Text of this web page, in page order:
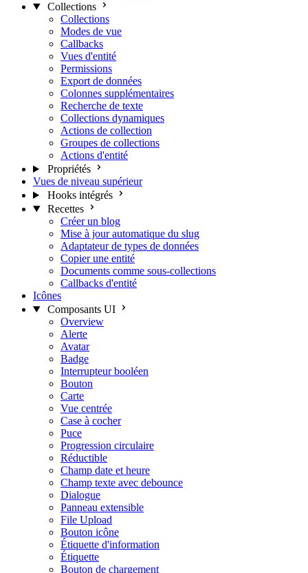
Collections
Collections
Modes de vue
Callbacks
Vues d'entité
Permissions
Export de données
Colonnes supplémentaires
Recherche de texte
Collections dynamiques
Actions de collection
Groupes de collections
Actions d'entité
Propriétés
Vues de niveau supérieur
Hooks intégrés
Recettes
Créer un blog
Mise à jour automatique du slug
Adaptateur de types de données
Copier une entité
Documents comme sous-collections
Callbacks d'entité
Icônes
Composants UI
Overview
Alerte
Avatar
Badge
Interrupteur booléen
Bouton
Carte
Vue centrée
Case à cocher
Puce
Progression circulaire
Réductible
Champ date et heure
Champ texte avec debounce
Dialogue
Panneau extensible
File Upload
Bouton icône
Étiquette d'information
Étiquette
Bouton de chargement